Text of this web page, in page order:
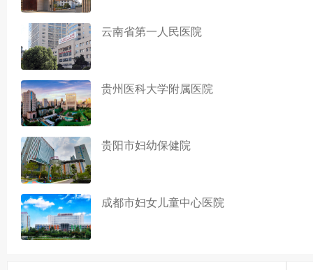
云南省第一人民医院
贵州医科大学附属医院
贵阳市妇幼保健院
成都市妇女儿童中心医院